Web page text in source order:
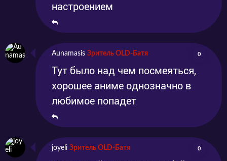
настроением
Aunamasis Зритель OLD-Батя 0
Тут было над чем посмеяться,
хорошее аниме однозначно в
любимое попадет
joyeli Зритель OLD-Батя 0